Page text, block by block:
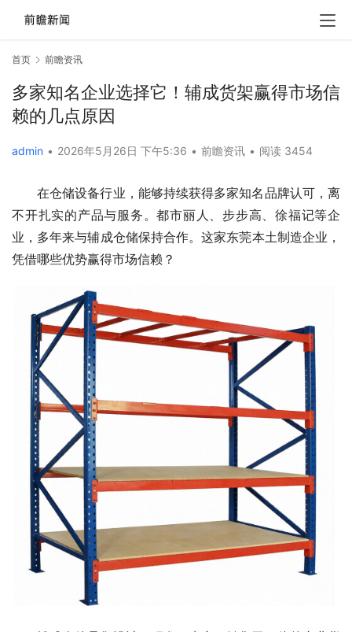
首页 前瞻资讯
多家知名企业选择它！辅成货架赢得市场信
赖的几点原因
admin • 2026年5月26日 下午5:36 • 前瞻资讯 • 阅读 3454
在仓储设备行业，能够持续获得多家知名品牌认可，离
不开扎实的产品与服务。都市丽人、步步高、徐福记等企
业，多年来与辅成仓储保持合作。这家东莞本土制造企业，
凭借哪些优势赢得市场信赖？